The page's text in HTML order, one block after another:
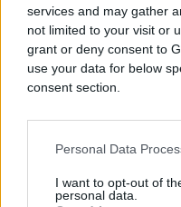
services and may gather
not limited to your visit or
grant or deny consent to
use your data for below
consent section.
Personal Data
I want to opt-out of
personal data.